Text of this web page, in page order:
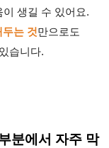
생길 수 있어요.
는 것만으로도
습니다.
분에서 자주 막